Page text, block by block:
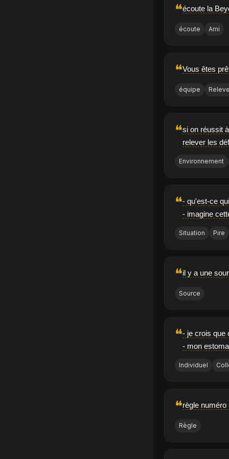
❝écoute la
écoute Ami
❝Vous êtes
équipe
❝si on réussit
relever les
Environnement
❝- qu'est-ce
- imagine
Situation Pire
❝il y a une
Source
❝- je crois que
- mon
Individuel
❝règle
Règle